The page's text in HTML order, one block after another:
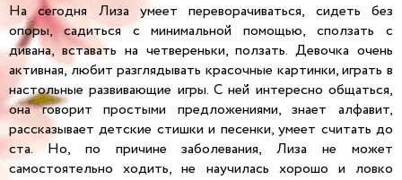
На сегодня Лиза умеет переворачиваться, сидеть без
опоры, садиться с минимальной помощью, сползать с
дивана, вставать на четвереньки, ползать. Девочка очень
активная, любит разглядывать красочные картинки, играть в
настольные развивающие игры. С ней интересно общаться,
она говорит простыми предложениями, знает алфавит,
рассказывает детские стишки и песенки, умеет считать до
ста. Но, по причине заболевания, Лиза не может
самостоятельно ходить, не научилась хорошо и ловко